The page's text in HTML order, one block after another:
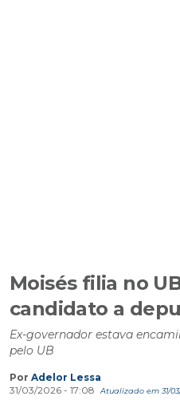
Moisés filia no
candidato a
Ex-governador estava
pelo UB
Por Adelor Lessa
31/03/2026 - 17:08
Atualizado em 31/03/